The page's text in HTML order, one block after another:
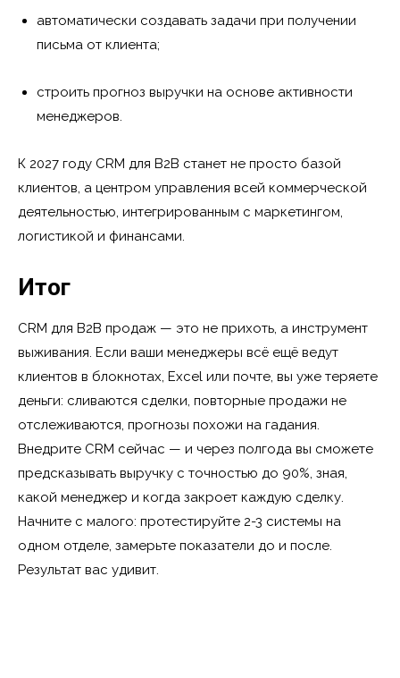
автоматически создавать задачи при получении
письма от клиента;
строить прогноз выручки на основе активности
менеджеров.
К 2027 году CRM для B2B станет не просто базой
клиентов, а центром управления всей коммерческой
деятельностью, интегрированным с маркетингом,
логистикой и финансами.
Итог
CRM для B2B продаж — это не прихоть, а инструмент
выживания. Если ваши менеджеры всё ещё ведут
клиентов в блокнотах, Excel или почте, вы уже теряете
деньги: сливаются сделки, повторные продажи не
отслеживаются, прогнозы похожи на гадания.
Внедрите CRM сейчас — и через полгода вы сможете
предсказывать выручку с точностью до 90%, зная,
какой менеджер и когда закроет каждую сделку.
Начните с малого: протестируйте 2-3 системы на
одном отделе, замерьте показатели до и после.
Результат вас удивит.